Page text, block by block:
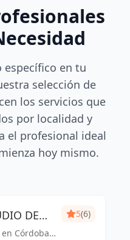
específico en tu
selección de
los servicios que
por localidad y
el profesional ideal
hoy mismo.
DE
Córdoba
5(6)